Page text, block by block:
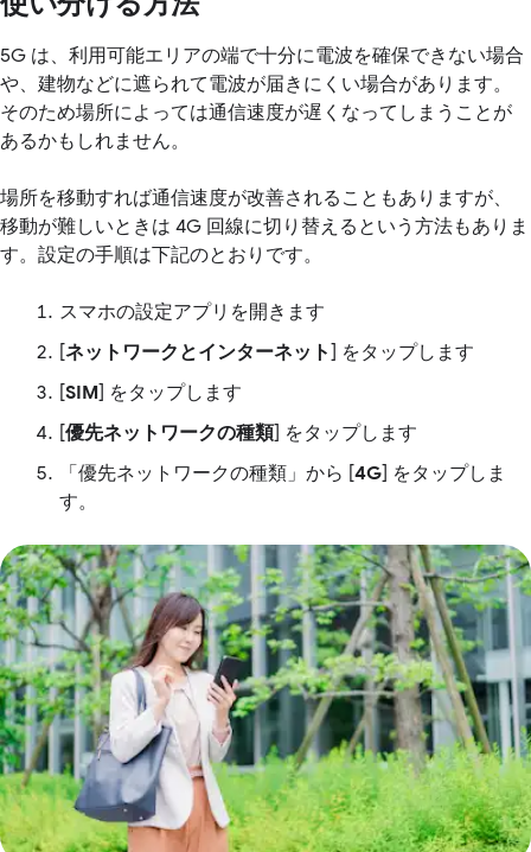
5G は、利用可能エリアの端で十分に電波を確保できない場合
や、建物などに遮られて電波が届きにくい場合があります。
そのため場所によっては通信速度が遅くなってしまうことが
あるかもしれません。
場所を移動すれば通信速度が改善されることもありますが、
移動が難しいときは 4G 回線に切り替えるという方法もありま
す。設定の手順は下記のとおりです。
スマホの設定アプリを開きます
[ネットワークとインターネット] をタップします
[SIM] をタップします
[優先ネットワークの種類] をタップします
「優先ネットワークの種類」から [4G] をタップしま
す。